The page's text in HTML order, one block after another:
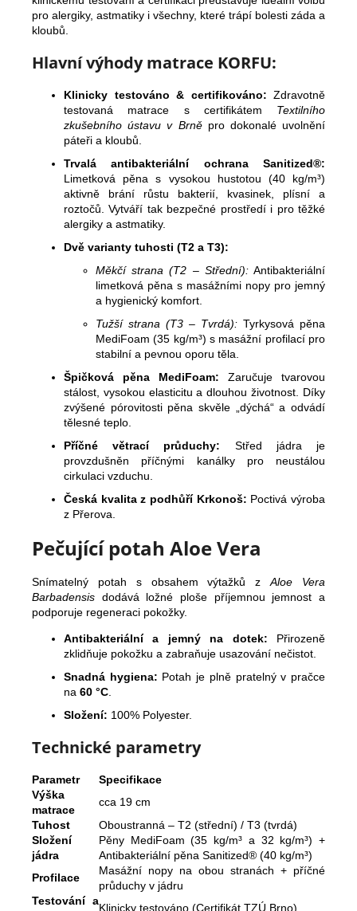
pro alergiky, astmatiky i všechny, které trápí bolesti záda a
kloubů.
Hlavní výhody matrace KORFU:
Klinicky testováno & certifikováno: Zdravotně
testovaná matrace s certifikátem Textilního
zkušebního ústavu v Brněpro dokonalé uvolnění
páteři a kloubů.
Trvalá antibakteriální ochrana Sanitized®:
Limetková pěna s vysokou hustotou (40 kg/m³)
aktivně brání růstu bakterií, kvasinek, plísní a
roztočů. Vytváří tak bezpečné prostředí i pro těžké
alergiky a astmatiky.
Dvě varianty tuhosti (T2 a T3):
Měkčí strana (T2 – Střední):Antibakteriální
limetková pěna s masážními nopy pro jemný
a hygienický komfort.
Tužší strana (T3 – Tvrdá): Tyrkysová pěna
MediFoam (35 kg/m³) s masážní profilací pro
stabilní a pevnou oporu těla.
Špičková pěna MediFoam: Zaručuje tvarovou
stálost, vysokou elasticitu a dlouhou životnost. Díky
zvýšené pórovitosti pěna skvěle „dýchá“ a odvádí
tělesné teplo.
Příčné větrací průduchy: Střed jádra je
provzdušněn příčnými kanálky pro neustálou
cirkulaci vzduchu.
Česká kvalita z podhůří Krkonoš: Poctivá výroba
z Přerova.
Pečující potah Aloe Vera
Snímatelný potah s obsahem výtažků zAloe Vera
Barbadensis dodává ložné ploše příjemnou jemnost a
podporuje regeneraci pokožky.
Antibakteriální a jemný na dotek: Přirozeně
zklidňuje pokožku a zabraňuje usazování nečistot.
Snadná hygiena: Potah je plně pratelný v pračce
na 60 °C
Složení: 100% Polyester.
Technické parametry
Parametr
Specifikace
Výška
matrace
cca 19 cm
Tuhost
Oboustranná – T2 (střední) / T3 (tvrdá)
Složení
jádra
Pěny MediFoam (35 kg/m³ a 32 kg/m³) +
Antibakteriální pěna Sanitized® (40 kg/m³)
Profilace
Masážní nopy na obou stranách + příčné
průduchy v jádru
Testování a
Klinicky testováno (Certifikát TZÚ Brno)